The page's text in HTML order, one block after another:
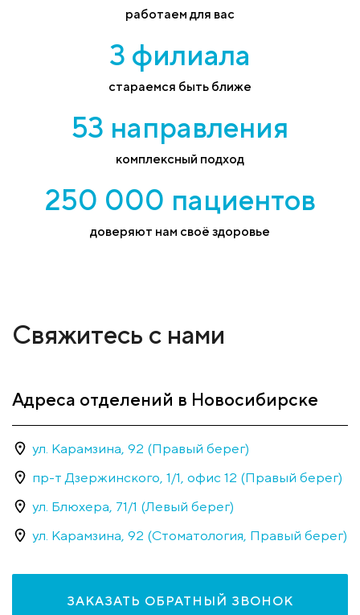
работаем для вас
3 филиала
стараемся быть ближе
53 направления
комплексный подход
250 000 пациентов
доверяют нам своё здоровье
Свяжитесь с нами
Адреса отделений в Новосибирске
ул. Карамзина, 92 (Правый берег)
пр-т Дзержинского, 1/1, офис 12 (Правый берег)
ул. Блюхера, 71/1 (Левый берег)
ул. Карамзина, 92 (Стоматология, Правый берег)
ЗАКАЗАТЬ ОБРАТНЫЙ ЗВОНОК